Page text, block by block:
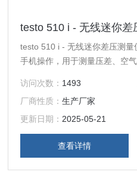
testo 510 i - 无线迷你差
testo 510 i - 无线迷你差压测
手机操作，用于测量压差、空
机/平板电脑上）进行查看，并
访问次数： 1493
厂商性质：生产厂家
更新日期： 2025-05-21
查看详情